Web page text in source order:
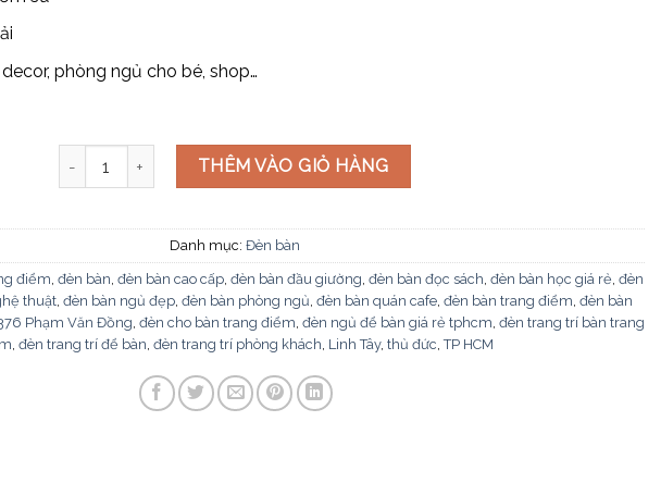
phòng ngủ cho bé, shop…
Đèn để bàn DB-0508 số lượngTHÊM VÀO GIỎ HÀNG
Danh mục: Đèn bàn
điểm, đèn bàn, đèn bàn cao cấp, đèn bàn đầu giường, đèn bàn đọc sách, đèn bàn học giá rẻ, đèn
thuật, đèn bàn ngủ đẹp, đèn bàn phòng ngủ, đèn bàn quán cafe, đèn bàn trang điểm, đèn bàn
Phạm Văn Đồng, đèn cho bàn trang điểm, đèn ngủ để bàn giá rẻ tphcm, đèn trang trí bàn trang
, đèn trang trí để bàn, đèn trang trí phòng khách, Linh Tây, thủ đức,TP HCM